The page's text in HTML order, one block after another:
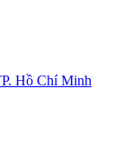
Hồ Chí Minh